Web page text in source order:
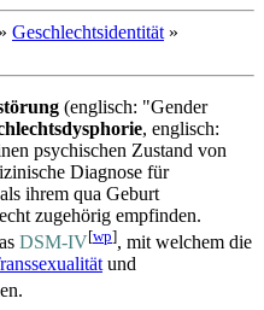
» Geschlechtsidentität »
(englisch: "Gender
, englisch:
psychischen Zustand von
Diagnose für
ihrem qua Geburt
zugehörig empfinden.
DSM-IV[wp], mit welchem die
und